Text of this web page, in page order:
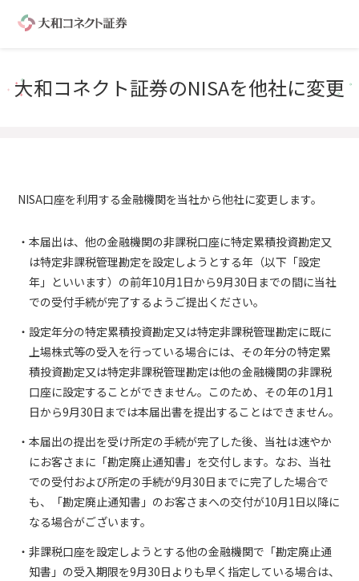
大和コネクト証券のNISAを他社に変更
NISA口座を利用する金融機関を当社から他社に変更します。
本届出は、他の金融機関の非課税口座に特定累積投資勘定又
は特定非課税管理勘定を設定しようとする年（以下「設定
年」といいます）の前年10月1日から9月30日までの間に当社
での受付手続が完了するようご提出ください。
設定年分の特定累積投資勘定又は特定非課税管理勘定に既に
上場株式等の受入を行っている場合には、その年分の特定累
積投資勘定又は特定非課税管理勘定は他の金融機関の非課税
口座に設定することができません。このため、その年の1月1
日から9月30日までは本届出書を提出することはできません。
本届出の提出を受け所定の手続が完了した後、当社は速やか
にお客さまに「勘定廃止通知書」を交付します。なお、当社
での受付および所定の手続が9月30日までに完了した場合で
も、「勘定廃止通知書」のお客さまへの交付が10月1日以降に
なる場合がございます。
非課税口座を設定しようとする他の金融機関で「勘定廃止通
知書」の受入期限を9月30日よりも早く指定している場合は、